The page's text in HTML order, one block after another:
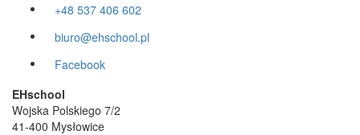
+48 537 406 602
biuro@ehschool.pl
Facebook
EHschool
Wojska Polskiego 7/2
41-400 Mysłowice